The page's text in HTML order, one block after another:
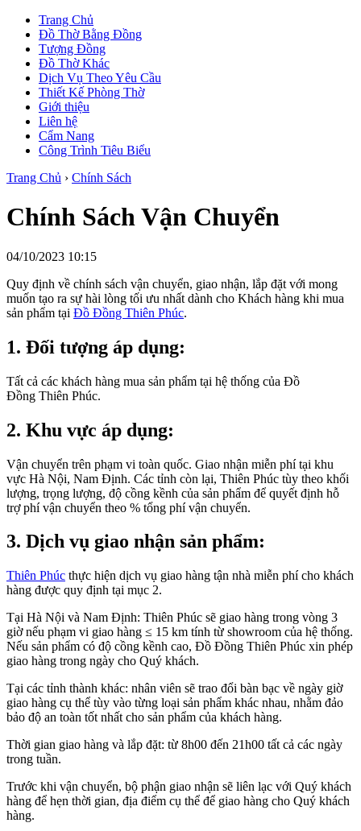
Trang Chủ
Đồ Thờ Bằng Đồng
Tượng Đồng
Đồ Thờ Khác
Dịch Vụ Theo Yêu Cầu
Thiết Kế Phòng Thờ
Giới thiệu
Liên hệ
Cẩm Nang
Công Trình Tiêu Biểu
Trang Chủ › Chính Sách
Chính Sách Vận Chuyển
04/10/2023 10:15
Quy định về chính sách vận chuyển, giao nhận, lắp đặt với mong
muốn tạo ra sự hài lòng tối ưu nhất dành cho Khách hàng khi mua
sản phẩm tại Đồ Đồng Thiên Phúc.
1. Đối tượng áp dụng:
Tất cả các khách hàng mua sản phẩm tại hệ thống của Đồ
Đồng Thiên Phúc.
2. Khu vực áp dụng:
Vận chuyển trên phạm vi toàn quốc. Giao nhận miễn phí tại khu
vực Hà Nội, Nam Định. Các tỉnh còn lại, Thiên Phúc tùy theo khối
lượng, trọng lượng, độ cồng kềnh của sản phẩm để quyết định hỗ
trợ phí vận chuyển theo % tổng phí vận chuyển.
3. Dịch vụ giao nhận sản phẩm:
Thiên Phúc thực hiện dịch vụ giao hàng tận nhà miễn phí cho khách
hàng được quy định tại mục 2.
Tại Hà Nội và Nam Định: Thiên Phúc sẽ giao hàng trong vòng 3
giờ nếu phạm vi giao hàng ≤ 15 km tính từ showroom của hệ thống.
Nếu sản phẩm có độ cồng kềnh cao, Đồ Đồng Thiên Phúc xin phép
giao hàng trong ngày cho Quý khách.
Tại các tỉnh thành khác: nhân viên sẽ trao đổi bàn bạc về ngày giờ
giao hàng cụ thể tùy vào từng loại sản phẩm khác nhau, nhằm đảo
bảo độ an toàn tốt nhất cho sản phẩm của khách hàng.
Thời gian giao hàng và lắp đặt: từ 8h00 đến 21h00 tất cả các ngày
trong tuần.
Trước khi vận chuyển, bộ phận giao nhận sẽ liên lạc với Quý khách
hàng để hẹn thời gian, địa điểm cụ thể để giao hàng cho Quý khách
hàng.